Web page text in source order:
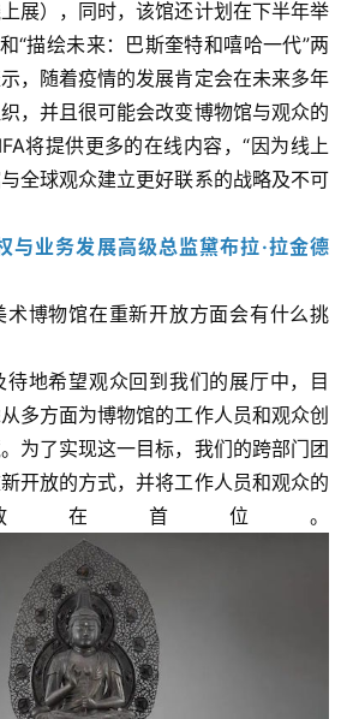
展），同时，该馆还计划在下半年举
“描绘未来：巴斯奎特和嘻哈一代”两
，随着疫情的发展肯定会在未来多年
，并且很可能会改变博物馆与观众的
将提供更多的在线内容，“因为线上
全球观众建立更好联系的战略及不可
与业务发展高级总监黛布拉·拉金德
术博物馆在重新开放方面会有什么挑
待地希望观众回到我们的展厅中，目
多方面为博物馆的工作人员和观众创
为了实现这一目标，我们的跨部门团
开放的方式，并将工作人员和观众的
在首位。